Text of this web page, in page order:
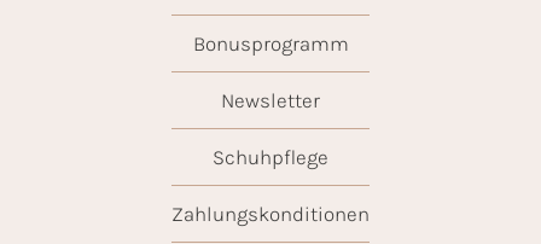
Bonusprogramm
Newsletter
Schuhpflege
Zahlungskonditionen